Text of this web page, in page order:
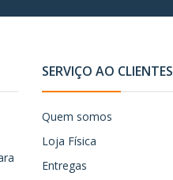
SERVIÇO AO CLIENTES
Quem somos
Loja Física
Entregas